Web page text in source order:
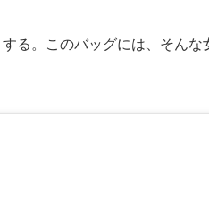
る。このバッグには、そんな